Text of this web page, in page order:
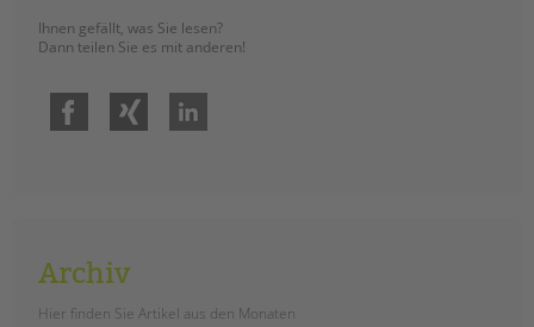
Ihnen gefällt, was Sie lesen?
Dann teilen Sie es mit anderen!
Facebook
Archiv
Hier finden Sie Artikel aus den Monaten